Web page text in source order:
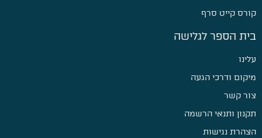
קורס קייט סרף
בית הספר לגלישה
עלינו
מיקום ודרכי הגעה
צור קשר
תקנון ותנאי הרשמה
הצהרת נגישות